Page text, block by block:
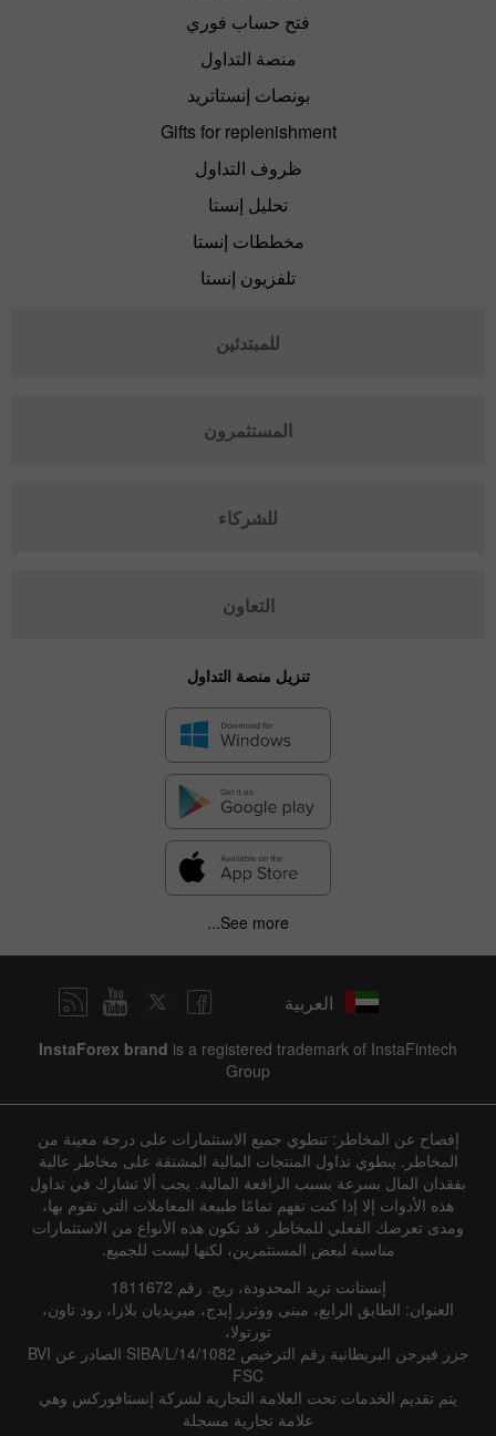
فتح حساب فوري
منصة التداول
بونصات إنستاتريد
Gifts for replenishment
ظروف التداول
تحليل إنستا
مخططات إنستا
تلفزيون إنستا
للمبتدئين
المستثمرون
للشركاء
التعاون
تنزيل منصة التداول
See more...
العربية
InstaForex brand is a registered trademark of InstaFintech
Group
إفصاح عن المخاطر: تنطوي جميع الاستثمارات على درجة معينة من
المخاطر. ينطوي تداول المنتجات المالية المشتقة على مخاطر عالية
بفقدان المال بسرعة بسبب الرافعة المالية. يجب ألا تشارك في تداول
هذه الأدوات إلا إذا كنت تفهم تمامًا طبيعة المعاملات التي تقوم بها،
ومدى تعرضك الفعلي للمخاطر. قد تكون هذه الأنواع من الاستثمارات
مناسبة لبعض المستثمرين، لكنها ليست للجميع.
إنستانت تريد المحدودة، ريج. رقم 1811672
العنوان: الطابق الرابع، مبنى ووترز إيدج، ميريديان بلازا، رود تاون،
تورتولا،
جزر فيرجن البريطانية رقم الترخيص SIBA/L/14/1082 الصادر عن BVI
FSC
يتم تقديم الخدمات تحت العلامة التجارية لشركة إنستافوركس وهي
علامة تجارية مسجلة